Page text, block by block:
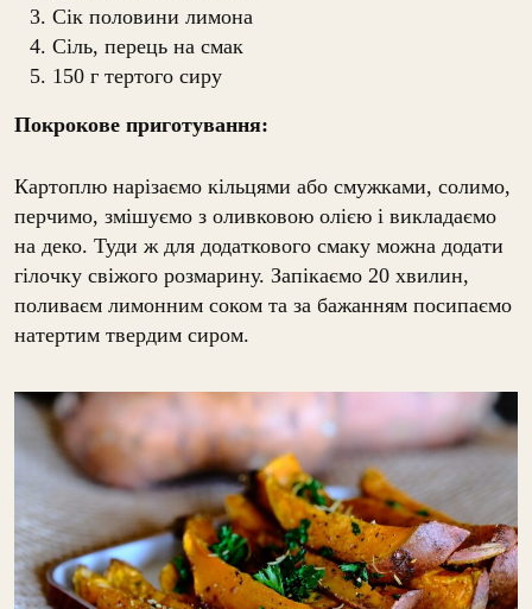
Сік половини лимона
Сіль, перець на смак
150 г тертого сиру
Покрокове приготування:
Картоплю нарізаємо кільцями або смужками, солимо,
перчимо, змішуємо з оливковою олією і викладаємо
на деко. Туди ж для додаткового смаку можна додати
гілочку свіжого розмарину. Запікаємо 20 хвилин,
поливаєм лимонним соком та за бажанням посипаємо
натертим твердим сиром.